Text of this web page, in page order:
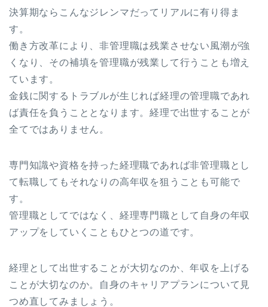
決算期ならこんなジレンマだってリアルに有り得ま
す。
働き方改革により、非管理職は残業させない風潮が強
くなり、その補填を管理職が残業して行うことも増え
ています。
金銭に関するトラブルが生じれば経理の管理職であれ
ば責任を負うこととなります。経理で出世することが
全てではありません。
専門知識や資格を持った経理職であれば非管理職とし
て転職してもそれなりの高年収を狙うことも可能で
す。
管理職としてではなく、経理専門職として自身の年収
アップをしていくこともひとつの道です。
経理として出世することが大切なのか、年収を上げる
ことが大切なのか。自身のキャリアプランについて見
つめ直してみましょう。